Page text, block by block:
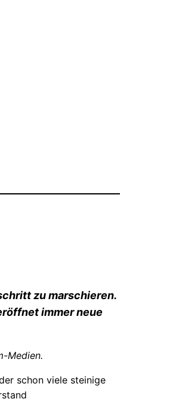
zu marschieren.
immer neue
Medien.
schon viele steinige